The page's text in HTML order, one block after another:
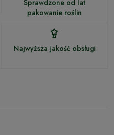
Sprawdzone od lat
pakowanie roślin
Najwyższa jakość obsługi